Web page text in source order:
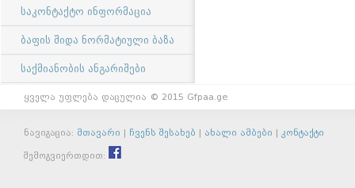
საკონტაქტო ინფორმაცია
ბაფის შიდა ნორმატიული ბაზა
საქმიანობის ანგარიშები
ყველა უფლება დაცულია © 2015 Gfpaa.ge
ნავიგაცია: მთავარი | ჩვენს შესახებ | ახალი ამბები | კონტაქტი
შემოგვიერთდით: